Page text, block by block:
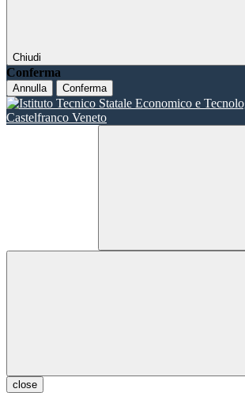
Chiudi
Conferma
Annulla Conferma
close